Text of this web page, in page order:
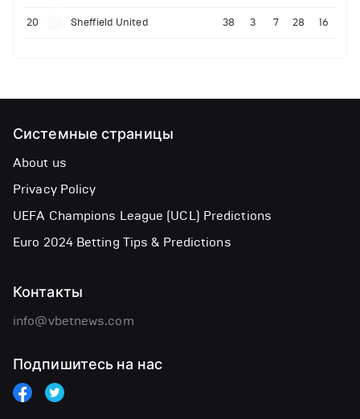
20 Sheffield United 38 3 7 28 16
Системные страницы
About us
Privacy Policy
UEFA Champions League (UCL) Predictions
Euro 2024 Betting Tips & Predictions
Контакты
info@vbetnews.com
Подпишитесь на нас